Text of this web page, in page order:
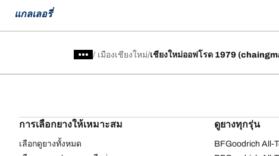
แกลเลอรี่
/ เมืองเชียงใหม่ เชียงใหม่​ออฟโรด 1979
การเลือกยางให้เหมาะสม
เลือกดูยางทั้งหมด
ดูยางทุกรุ่น
BFGoodrich All-